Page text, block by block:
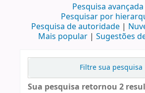
Pesquisa avançada
Pesquisar por
Pesquisa de autoridade
Mais popular
Sugestões
Filtre sua pesquisa
Sua pesquisa retornou 2